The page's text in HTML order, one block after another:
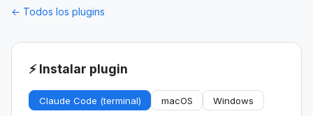
← Todos los plugins
⚡ Instalar plugin
Claude Code (terminal) macOS Windows